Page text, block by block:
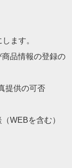
ます。
品情報の登録の
提供の可否
WEBを含む）